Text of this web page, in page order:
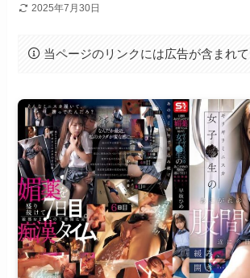
2025年7月30日
当ページのリンクには広告が含まれて